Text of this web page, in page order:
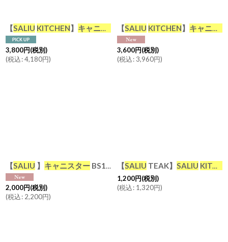
【SALIU KITCHEN】 キャニスター BS08 選べる キャニスタ
3,800円(税別)
(税込:4,180円)
【SALIU KITCHEN】 キャニスター
3,600円(税別)
(税込: 3,960円)
【SALIU 】 キャニスター BS10 保存容器 450ml 磁器 チーク材 木葢
2,000円(税別)
(税込: 2,200円)
【SALIU TEAK】 SALIU KITCHEN
1,200円(税別)
(税込: 1,320円)